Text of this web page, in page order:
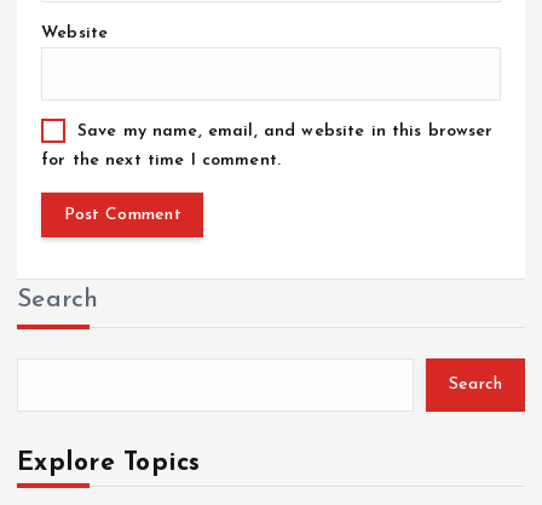
Website
Save my name, email, and website in this browser
for the next time I comment.
Search
Search
Explore Topics